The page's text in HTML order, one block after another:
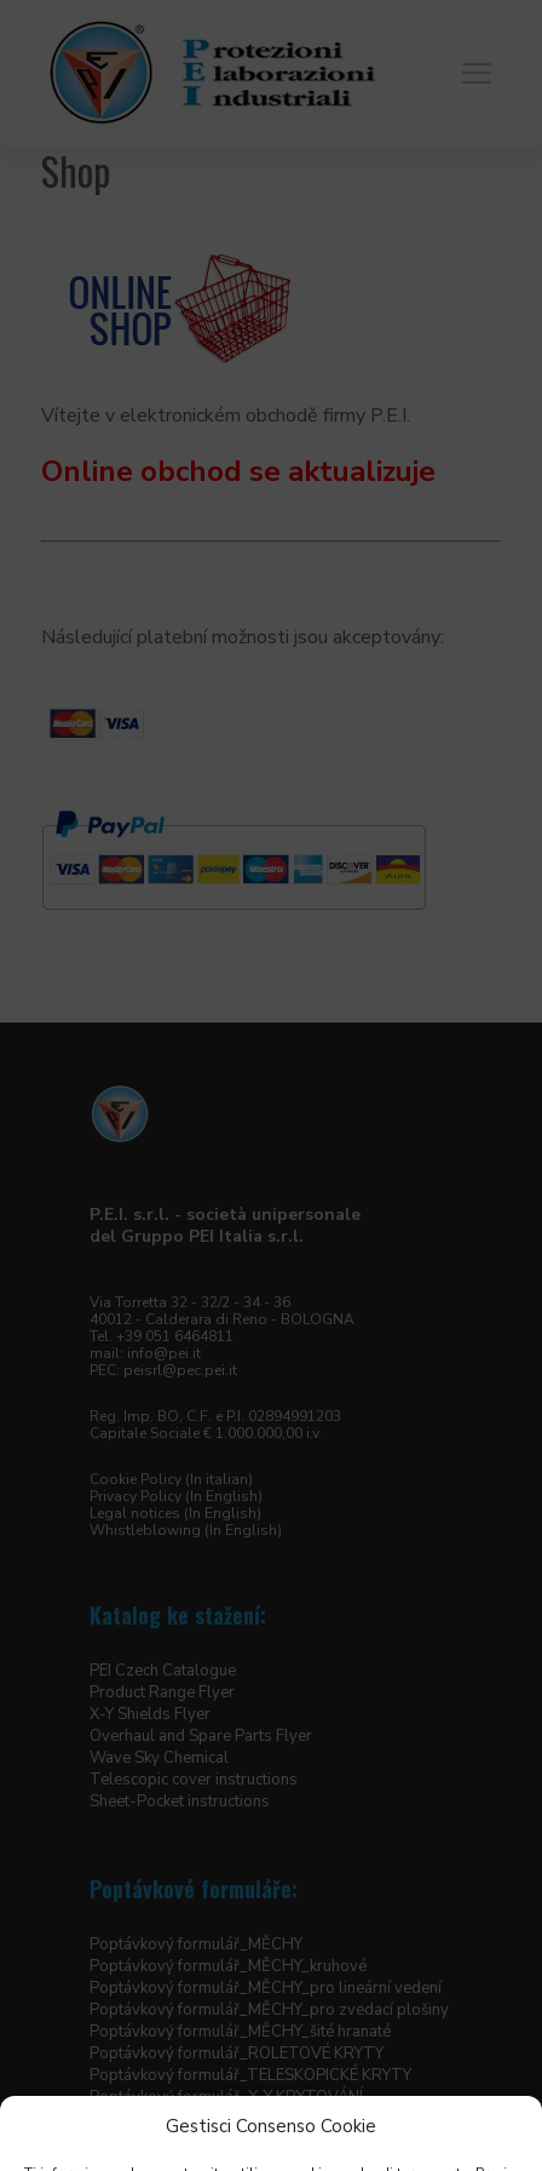
Gestisci Consenso Cookie
Shop
Vítejte v elektronickém obchodě firmy P.E.I.
Online obchod se aktualizuje
Následující platební možnosti jsou akceptovány:
P.E.I. s.r.l. - società unipersonale
del Gruppo PEI Italia s.r.l.
Via Torretta 32 - 32/2 - 34 - 36
40012 - Calderara di Reno - BOLOGNA
Tel. +39 051 6464811
mail: info@pei.it
PEC: peisrl@pec.pei.it
Reg. Imp. BO, C.F. e P.I. 02894991203
Capitale Sociale € 1.000.000,00 i.v.
Cookie Policy (In italian)
Privacy Policy (In English)
Legal notices (In English)
Whistleblowing (In English)
Katalog ke stažení:
PEI Czech Catalogue
Product Range Flyer
X-Y Shields Flyer
Overhaul and Spare Parts Flyer
Wave Sky Chemical
Telescopic cover instructions
Sheet-Pocket instructions
Poptávkové formuláře:
Poptávkový formulář_MĚCHY
Poptávkový formulář_MĚCHY_kruhové
Poptávkový formulář_MĚCHY_pro lineární vedení
Poptávkový formulář_MĚCHY_pro zvedací plošiny
Poptávkový formulář_MĚCHY_šité hranaté
Poptávkový formulář_ROLETOVÉ KRYTY
Poptávkový formulář_TELESKOPICKÉ KRYTY
Poptávkový formulář_X-Y KRYTOVÁNÍ